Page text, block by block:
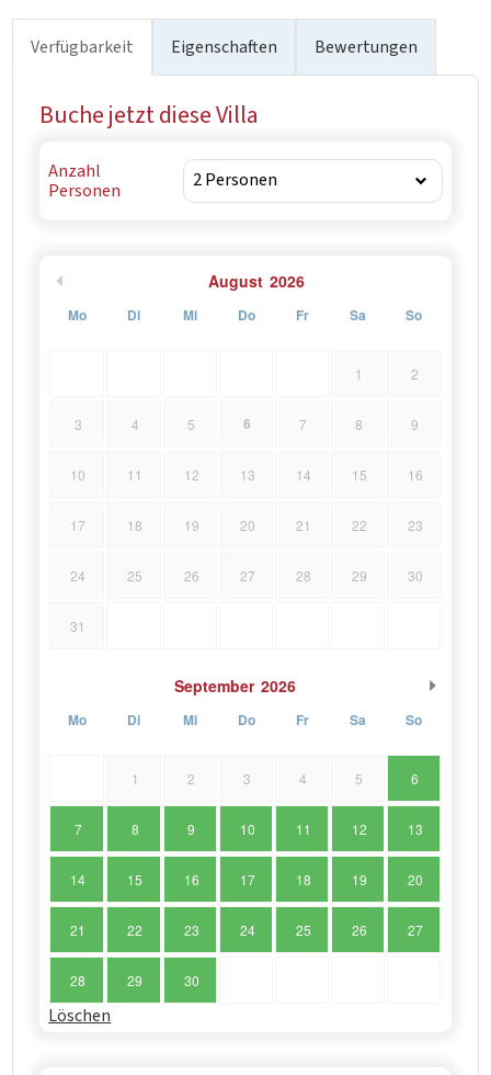
Nationalparks Brijuni und das mittelalterliche Vodnjan zu
besuchen, dessen Kirche des heiligen Blasius den
höchsten Glockenturm Istriens und die ältesten
europäischen Mumien beherbergt.
Verfügbarkeit Eigenschaften Bewertungen
Buche jetzt diese Villa
Anzahl
Personen
August 2026
Mo Di Mi Do Fr Sa So
1 2
3 4 5 6 7 8 9
10 11 12 13 14 15 16
17 18 19 20 21 22 23
24 25 26 27 28 29 30
31
September 2026
Mo Di Mi Do Fr Sa So
1 2 3 4 5 6
7 8 9 10 11 12 13
14 15 16 17 18 19 20
21 22 23 24 25 26 27
28 29 30
Löschen